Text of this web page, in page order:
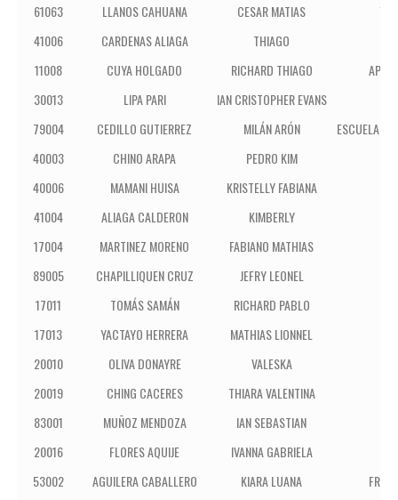
61063
LLANOS CAHUANA CESAR MATIAS
41006
CARDENAS ALIAGA THIAGO
11008
CUYA HOLGADO RICHARD THIAGO
30013
LIPA PARI
IAN CRISTOPHER EVANS
79004
CEDILLO GUTIERREZ MILÁN ARÓN
ESCUELA
40003
CHINO ARAPA PEDRO KIM
40006
MAMANI HUISA KRISTELLY FABIANA
41004
ALIAGA CALDERON KIMBERLY
17004
MARTINEZ MORENO FABIANO MATHIAS
89005
CHAPILLIQUEN CRUZ JEFRY LEONEL
17011
TOMÁS SAMÁN RICHARD PABLO
17013
YACTAYO HERRERA MATHIAS LIONNEL
20010
OLIVA DONAYRE VALESKA
20019
CHING CACERES THIARA VALENTINA
83001
MUÑOZ MENDOZA
IAN SEBASTIAN
20016
FLORES AQUIJE IVANNA GABRIELA
53002
AGUILERA CABALLERO KIARA LUANA